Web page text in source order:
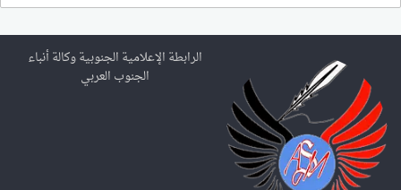
ث
ع
ن
الرابطة الإعلامية الجنوبية وكالة أنباء
الجنوب العربي